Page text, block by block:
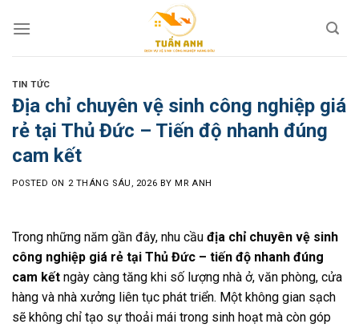
TIN TỨC
Địa chỉ chuyên vệ sinh công nghiệp giá
rẻ tại Thủ Đức – Tiến độ nhanh đúng
cam kết
POSTED ON 2 THÁNG SÁU, 2026 BYMR ANH
Trong những năm gần đây, nhu cầu địa chỉ chuyên vệ sinh
công nghiệp giá rẻ tại Thủ Đức – tiến độ nhanh đúng
cam kết ngày càng tăng khi số lượng nhà ở, văn phòng, cửa
hàng và nhà xưởng liên tục phát triển. Một không gian sạch
sẽ không chỉ tạo sự thoải mái trong sinh hoạt mà còn góp